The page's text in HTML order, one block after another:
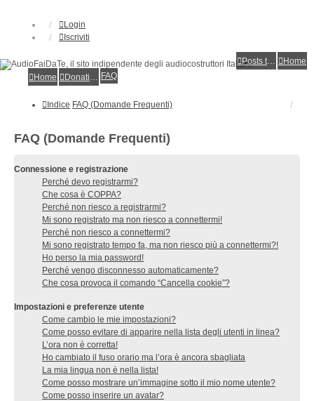
Login
Iscriviti
Posts toplist
Home
Home
Donations FAQ
Indice FAQ (Domande Frequenti)
FAQ (Domande Frequenti)
Connessione e registrazione
Perché devo registrarmi?
Che cosa è COPPA?
Perché non riesco a registrarmi?
Mi sono registrato ma non riesco a connettermi!
Perché non riesco a connettermi?
Mi sono registrato tempo fa, ma non riesco più a connettermi?!
Ho perso la mia password!
Perché vengo disconnesso automaticamente?
Che cosa provoca il comando “Cancella cookie”?
Impostazioni e preferenze utente
Come cambio le mie impostazioni?
Come posso evitare di apparire nella lista degli utenti in linea?
L’ora non è corretta!
Ho cambiato il fuso orario ma l’ora è ancora sbagliata
La mia lingua non è nella lista!
Come posso mostrare un’immagine sotto il mio nome utente?
Come posso inserire un avatar?